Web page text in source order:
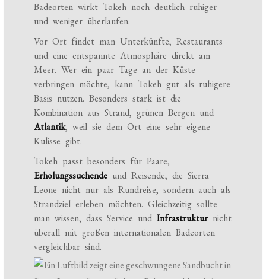
Badeorten wirkt Tokeh noch deutlich ruhiger
und weniger überlaufen.
Vor Ort findet man Unterkünfte, Restaurants
und eine entspannte Atmosphäre direkt am
Meer. Wer ein paar Tage an der Küste
verbringen möchte, kann Tokeh gut als ruhigere
Basis nutzen. Besonders stark ist die
Kombination aus Strand, grünen Bergen und
Atlantik, weil sie dem Ort eine sehr eigene
Kulisse gibt.
Tokeh passt besonders für Paare,
Erholungssuchende und Reisende, die Sierra
Leone nicht nur als Rundreise, sondern auch als
Strandziel erleben möchten. Gleichzeitig sollte
man wissen, dass Service undInfrastrukturnicht
überall mit großen internationalen Badeorten
vergleichbar sind.